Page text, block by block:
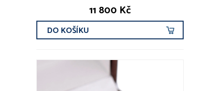
11 800 Kč
DO KOŠÍKU